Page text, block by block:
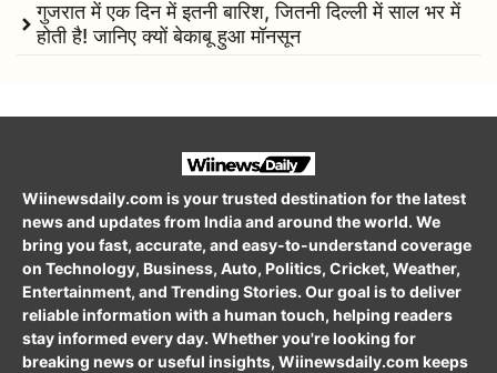
गुजरात में एक दिन में इतनी बारिश, जितनी दिल्ली में साल भर में
होती है! जानिए क्यों बेकाबू हुआ मॉनसून
Wiinewsdaily.com is your trusted destination for the latest
news and updates from India and around the world. We
bring you fast, accurate, and easy-to-understand coverage
on Technology, Business, Auto, Politics, Cricket, Weather,
Entertainment, and Trending Stories. Our goal is to deliver
reliable information with a human touch, helping readers
stay informed every day. Whether you're looking for
breaking news or useful insights, Wiinewsdaily.com keeps